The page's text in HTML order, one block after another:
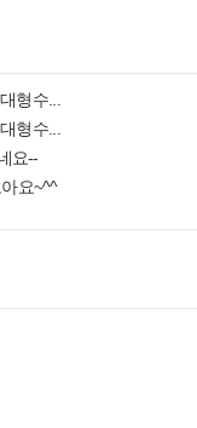
형수...
형수...
요--
요~^^